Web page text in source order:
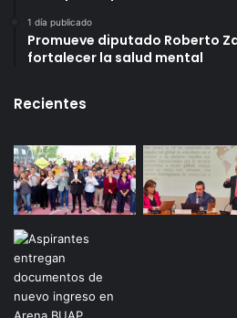
1 día publicado
Promueve diputado Roberto
fortalecer la salud mental
Recientes